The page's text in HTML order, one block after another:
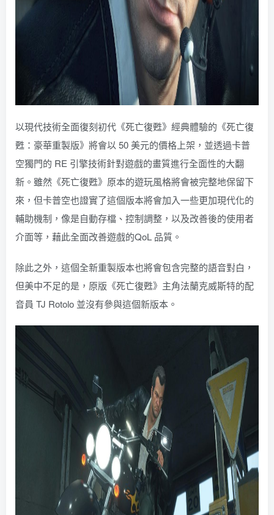
以現代技術全面復刻初代《死亡復甦》經典體驗的《死亡復
甦：豪華重製版》將會以 50 美元的價格上架，並透過卡普
空獨門的 RE 引擎技術針對遊戲的畫質進行全面性的大翻
新。雖然《死亡復甦》原本的遊玩風格將會被完整地保留下
來，但卡普空也證實了這個版本將會加入一些更加現代化的
輔助機制，像是自動存檔、控制調整，以及改善後的使用者
介面等，藉此全面改善遊戲的QoL 品質。
除此之外，這個全新重製版本也將會包含完整的語音對白，
但美中不足的是，原版《死亡復甦》主角法蘭克威斯特的配
音員 TJ Rotolo 並沒有參與這個新版本。